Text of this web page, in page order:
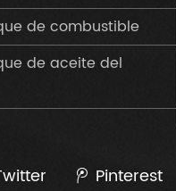
de combustible
de aceite del
Pinterest